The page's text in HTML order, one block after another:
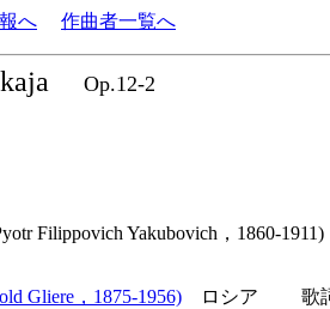
へ 作曲者一覧へ
Op.12-2
Filippovich Yakubovich，1860-
Gliere，1875-1956) ロシア 歌詞